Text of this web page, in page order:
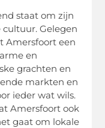
staat om zijn
Gelegen
Amersfoort een
en
grachten en
markten en
ieder wat wils.
Amersfoort ook
gaat om lokale